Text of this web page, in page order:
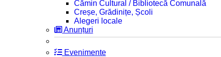
Cămin Cultural / Bibliotecă Comunală
Creșe, Grădinițe, Școli
Alegeri locale
Anunțuri
Evenimente